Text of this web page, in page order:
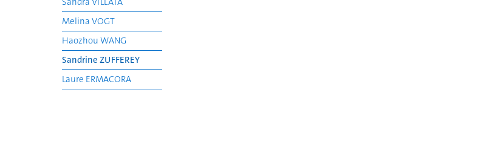
Melina VOGT
Haozhou WANG
Sandrine ZUFFEREY
Laure ERMACORA